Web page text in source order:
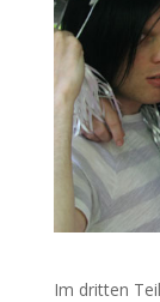
Im dritten